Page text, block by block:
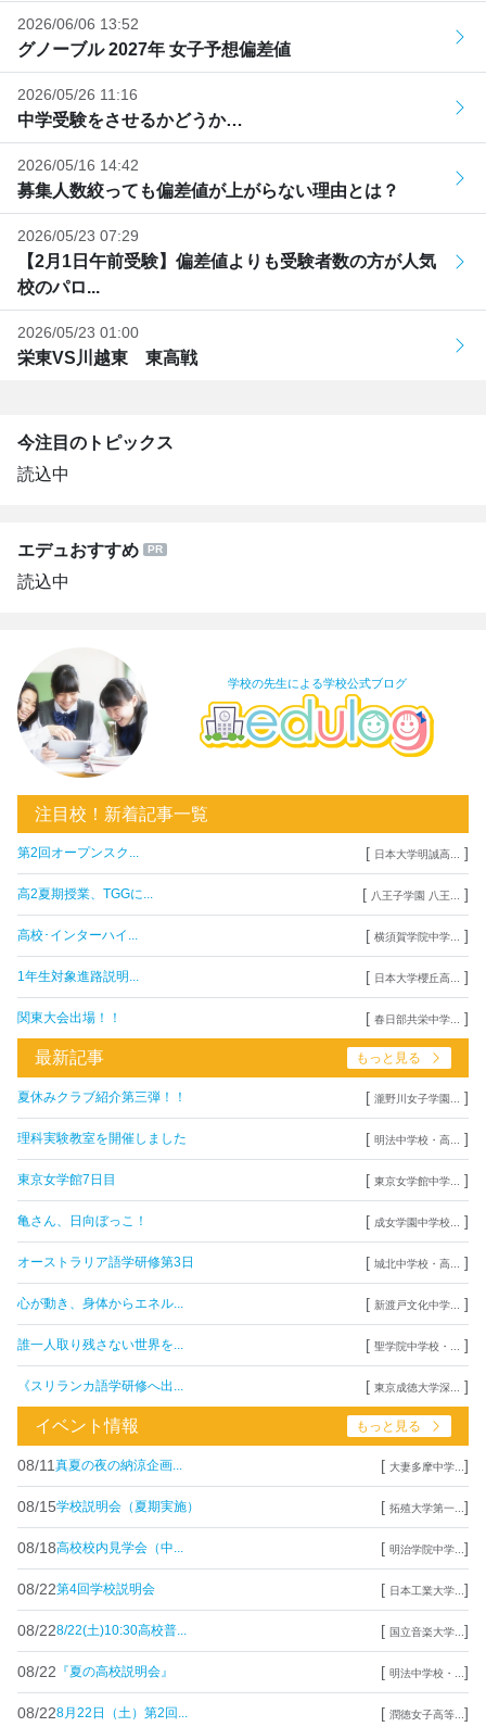
2026/06/06 13:52
グノーブル 2027年 女子予想偏差値
2026/05/26 11:16
中学受験をさせるかどうか…
2026/05/16 14:42
募集人数絞っても偏差値が上がらない理由とは？
2026/05/23 07:29
【2月1日午前受験】偏差値よりも受験者数の方が人気
校のパロ...
2026/05/23 01:00
栄東VS川越東 東高戦
今注目のトピックス
読込中
エデュおすすめ
読込中
学校の先生による学校公式ブログ
注目校！新着記事一覧
第2回オープンスク... [ 日本大学明誠高... ]
高2夏期授業、TGGに... [ 八王子学園 八王... ]
高校･インターハイ... [ 横須賀学院中学... ]
1年生対象進路説明... [ 日本大学櫻丘高... ]
関東大会出場！！ [ 春日部共栄中学... ]
最新記事 もっと見る
夏休みクラブ紹介第三弾！！ [ 瀧野川女子学園... ]
理科実験教室を開催しました [ 明法中学校・高... ]
東京女学館7日目 [ 東京女学館中学... ]
亀さん、日向ぼっこ！ [ 成女学園中学校... ]
オーストラリア語学研修第3日 [ 城北中学校・高... ]
心が動き、身体からエネル... [ 新渡戸文化中学... ]
誰一人取り残さない世界を... [ 聖学院中学校・... ]
《スリランカ語学研修へ出... [ 東京成徳大学深... ]
イベント情報 もっと見る
08/11 真夏の夜の納涼企画... [ 大妻多摩中学... ]
08/15学校説明会（夏期実施） [ 拓殖大学第一... ]
08/18高校校内見学会（中... [ 明治学院中学... ]
08/22第4回学校説明会 [ 日本工業大学... ]
08/228/22(土)10:30高校普... [ 国立音楽大学... ]
08/22 『夏の高校説明会』 [ 明法中学校・... ]
08/228月22日（土）第2回... [ 潤徳女子高等... ]